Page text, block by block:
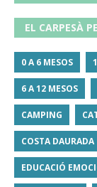
EL CARPESÀ
0 A 6 MESOS
6 A 12 MESOS
CAMPING
COSTA DAURADA
EDUCACIÓ